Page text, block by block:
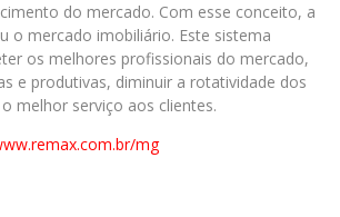
do mercado. Com esse conceito, a
o mercado imobiliário. Este sistema
os melhores profissionais do mercado,
e produtivas, diminuir a rotatividade dos
melhor serviço aos clientes.
mg